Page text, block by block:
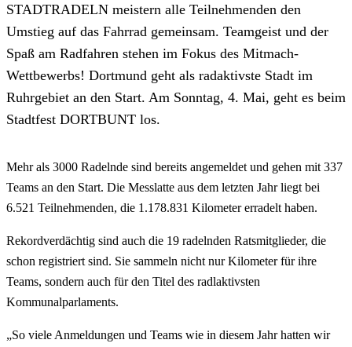
STADTRADELN meistern alle Teilnehmenden den
Umstieg auf das Fahrrad gemeinsam. Teamgeist und der
Spaß am Radfahren stehen im Fokus des Mitmach-
Wettbewerbs! Dortmund geht als radaktivste Stadt im
Ruhrgebiet an den Start. Am Sonntag, 4. Mai, geht es beim
Stadtfest DORTBUNT los.
Mehr als 3000 Radelnde sind bereits angemeldet und gehen mit 337
Teams an den Start. Die Messlatte aus dem letzten Jahr liegt bei
6.521 Teilnehmenden, die 1.178.831 Kilometer erradelt haben.
Rekordverdächtig sind auch die 19 radelnden Ratsmitglieder, die
schon registriert sind. Sie sammeln nicht nur Kilometer für ihre
Teams, sondern auch für den Titel des radlaktivsten
Kommunalparlaments.
„So viele Anmeldungen und Teams wie in diesem Jahr hatten wir